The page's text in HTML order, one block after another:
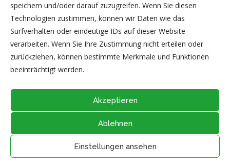
speichern und/oder darauf zuzugreifen. Wenn Sie diesen
Technologien zustimmen, können wir Daten wie das
Surfverhalten oder eindeutige IDs auf dieser Website
verarbeiten. Wenn Sie Ihre Zustimmung nicht erteilen oder
zurückziehen, können bestimmte Merkmale und Funktionen
beeinträchtigt werden.
Akzeptieren
Ablehnen
Einstellungen ansehen
Fotos: Herr Hartung, Frau Eschrich
@2026 - Alle Rechte vorbehalten durchGemeinde Geratal
DATENSCHUTZ|Thüringer Transparenzportal